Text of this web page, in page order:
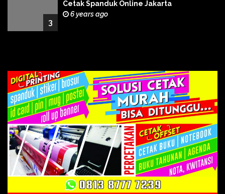
3
Cetak Spanduk Online Jakarta
6 years ago